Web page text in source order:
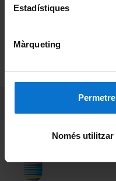
Estadístiques
Màrqueting
Només utilitzar
Fundadora de la